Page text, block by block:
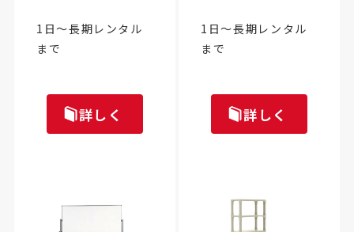
1日～長期レンタル
まで
詳しく
1日～長期レンタル
まで
詳しく